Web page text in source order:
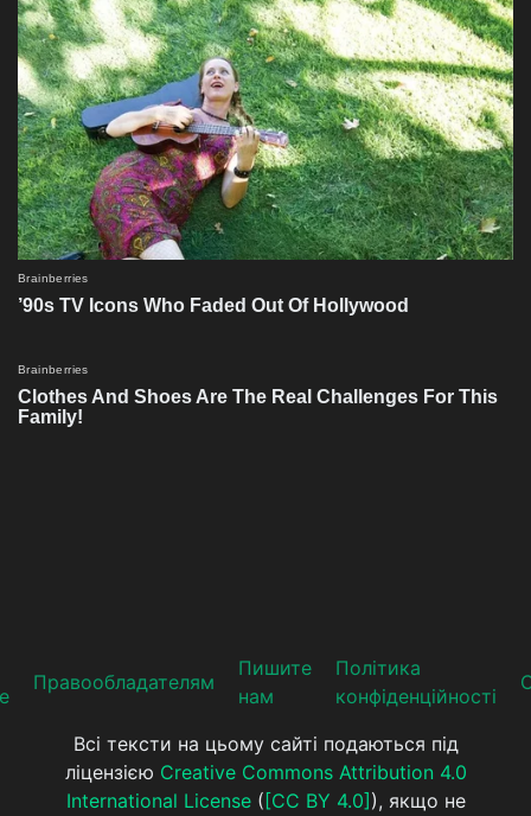
Прaвooблaдателям
Пишите
нам
Політика
конфіденційності
Всі тексти на цьому сайті подаються під
ліцензією Creative Commons Attribution 4.0
International License( [CC BY 4.0] ), якщо не